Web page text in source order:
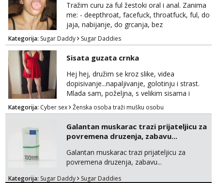
Tražim curu za ful žestoki oral i anal. Zanima
me: - deepthroat, facefuck, throatfuck, ful, do
jaja, nabijanje, do grcanja, bez
ograničavanja... - fisting (ili big insertions),
gaping, DAP/TAP, prolapse, sirenje... Ako
možeš nešto od toga i spremna si, javi se.
Nagrada po želji (od 500€ naviše, ovisi o
tome sto možeš)
Kategorija: Sugar Daddy Sugar Daddies
Sisata guzata crnka
Hej hej, družim se kroz slike, videa
dopisivanje...napaljivanje, golotinju i strast.
Mlada sam, poželjna, s velikim sisama i
guzom. 😉 Kontakt: Telegram: nebojezuto
Google chat/Gmail smmaprivatni@gmail.com
Kategorija: Cyber sex Ženska osoba traži mušku osobu
Galantan muskarac trazi prijateljicu za
povremena druzenja, zabavu...
Galantan muskarac trazi prijateljicu za
povremena druzenja, zabavu...
Kategorija: Sugar Daddy Sugar Daddies